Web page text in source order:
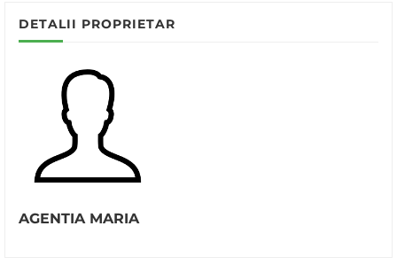
DETALII PROPRIETAR
AGENTIA MARIA